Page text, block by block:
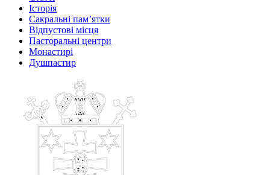
Історія
Сакральні пам’ятки
Відпустові місця
Пасторальні центри
Монастирі
Душпастир